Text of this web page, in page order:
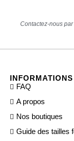
Contactez-nous
INFORMATIONS
FAQ
A propos
Nos boutiques
Guide des tailles